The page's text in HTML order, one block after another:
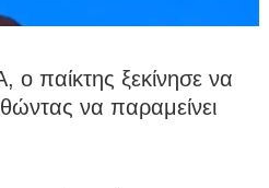
παίκτης ξεκίνησε να
να παραμείνει